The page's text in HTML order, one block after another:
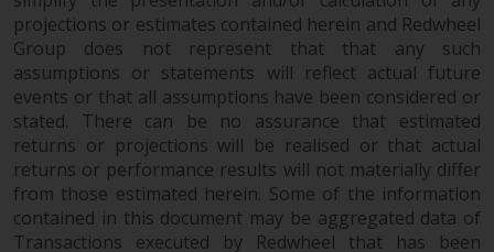
projections or estimates contained herein and Redwheel
Group does not represent that that any such
assumptions or statements will reflect actual future
events or that all assumptions have been considered or
stated. There can be no assurance that estimated
returns or projections will be realised or that actual
returns or performance results will not materially differ
from those estimated herein. Some of the information
contained in this document may be aggregated data of
Transactions executed by Redwheel that has been